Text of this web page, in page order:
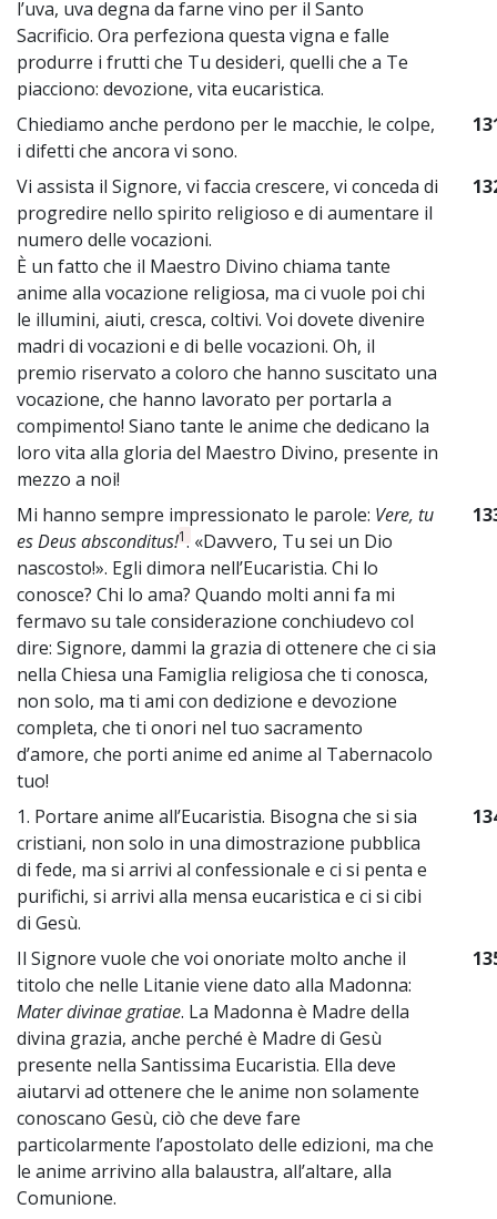
l’uva, uva degna da farne vino per il Santo
Sacrificio. Ora perfeziona questa vigna e falle
produrre i frutti che Tu desideri, quelli che a Te
piacciono: devozione, vita eucaristica.
Chiediamo anche perdono per le macchie, le colpe,
i difetti che ancora vi sono.
Vi assista il Signore, vi faccia crescere, vi conceda di
progredire nello spirito religioso e di aumentare il
numero delle vocazioni.
È un fatto che il Maestro Divino chiama tante
anime alla vocazione religiosa, ma ci vuole poi chi
le illumini, aiuti, cresca, coltivi. Voi dovete divenire
madri di vocazioni e di belle vocazioni. Oh, il
premio riservato a coloro che hanno suscitato una
vocazione, che hanno lavorato per portarla a
compimento! Siano tante le anime che dedicano la
loro vita alla gloria del Maestro Divino, presente in
mezzo a noi!
Mi hanno sempre impressionato le parole: Vere, tu
es Deus absconditus!1. «Davvero, Tu sei un Dio
nascosto!». Egli dimora nell’Eucaristia. Chi lo
conosce? Chi lo ama? Quando molti anni fa mi
fermavo su tale considerazione conchiudevo col
dire: Signore, dammi la grazia di ottenere che ci sia
nella Chiesa una Famiglia religiosa che ti conosca,
non solo, ma ti ami con dedizione e devozione
completa, che ti onori nel tuo sacramento
d’amore, che porti anime ed anime al Tabernacolo
tuo!
1. Portare anime all’Eucaristia. Bisogna che si sia
cristiani, non solo in una dimostrazione pubblica
di fede, ma si arrivi al confessionale e ci si penta e
purifichi, si arrivi alla mensa eucaristica e ci si cibi
di Gesù.
Il Signore vuole che voi onoriate molto anche il
titolo che nelle Litanie viene dato alla Madonna:
Mater divinae gratiae. La Madonna è Madre della
divina grazia, anche perché è Madre di Gesù
presente nella Santissima Eucaristia. Ella deve
aiutarvi ad ottenere che le anime non solamente
conoscano Gesù, ciò che deve fare
particolarmente l’apostolato delle edizioni, ma che
le anime arrivino alla balaustra, all’altare, alla
Comunione.